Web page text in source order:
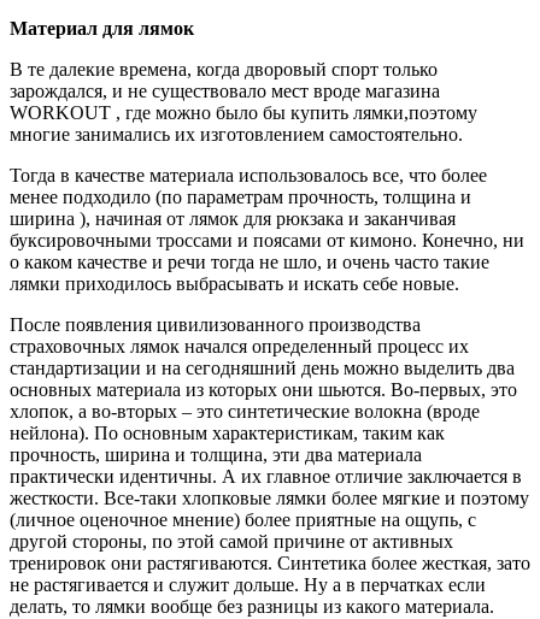
Материал для лямок
В те далекие времена, когда дворовый спорт только
зарождался, и не существовало мест вроде магазина
WORKOUT , где можно было бы купить лямки,поэтому
многие занимались их изготовлением самостоятельно.
Тогда в качестве материала использовалось все, что более
менее подходило (по параметрам прочность, толщина и
ширина ), начиная от лямок для рюкзака и заканчивая
буксировочными троссами и поясами от кимоно. Конечно, ни
о каком качестве и речи тогда не шло, и очень часто такие
лямки приходилось выбрасывать и искать себе новые.
После появления цивилизованного производства
страховочных лямок начался определенный процесс их
стандартизации и на сегодняшний день можно выделить два
основных материала из которых они шьются. Во-первых, это
хлопок, а во-вторых – это синтетические волокна (вроде
нейлона). По основным характеристикам, таким как
прочность, ширина и толщина, эти два материала
практически идентичны. А их главное отличие заключается в
жесткости. Все-таки хлопковые лямки более мягкие и поэтому
(личное оценочное мнение) более приятные на ощупь, с
другой стороны, по этой самой причине от активных
тренировок они растягиваются. Синтетика более жесткая, зато
не растягивается и служит дольше. Ну а в перчатках если
делать, то лямки вообще без разницы из какого материала.